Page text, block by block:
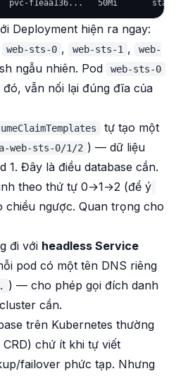
Deployment hiện ra ngay:
web-sts-0 , web-sts-1 ,
web-
ngẫu nhiên. Pod web-sts-0
đó, vẫn nối lại đúng đĩa của
tự tạo một
web-sts-0/1/2 ) — dữ liệu
1. Đây là điều database cần.
theo thứ tự 0→1→2 (để ý
chiều ngược. Quan trọng cho
đi với headless Service
pod có một tên DNS riêng
) — cho phép gọi đích danh
cần.
trên Kubernetes thường
CRD) chứ ít khi tự viết
failover phức tạp. Nhưng